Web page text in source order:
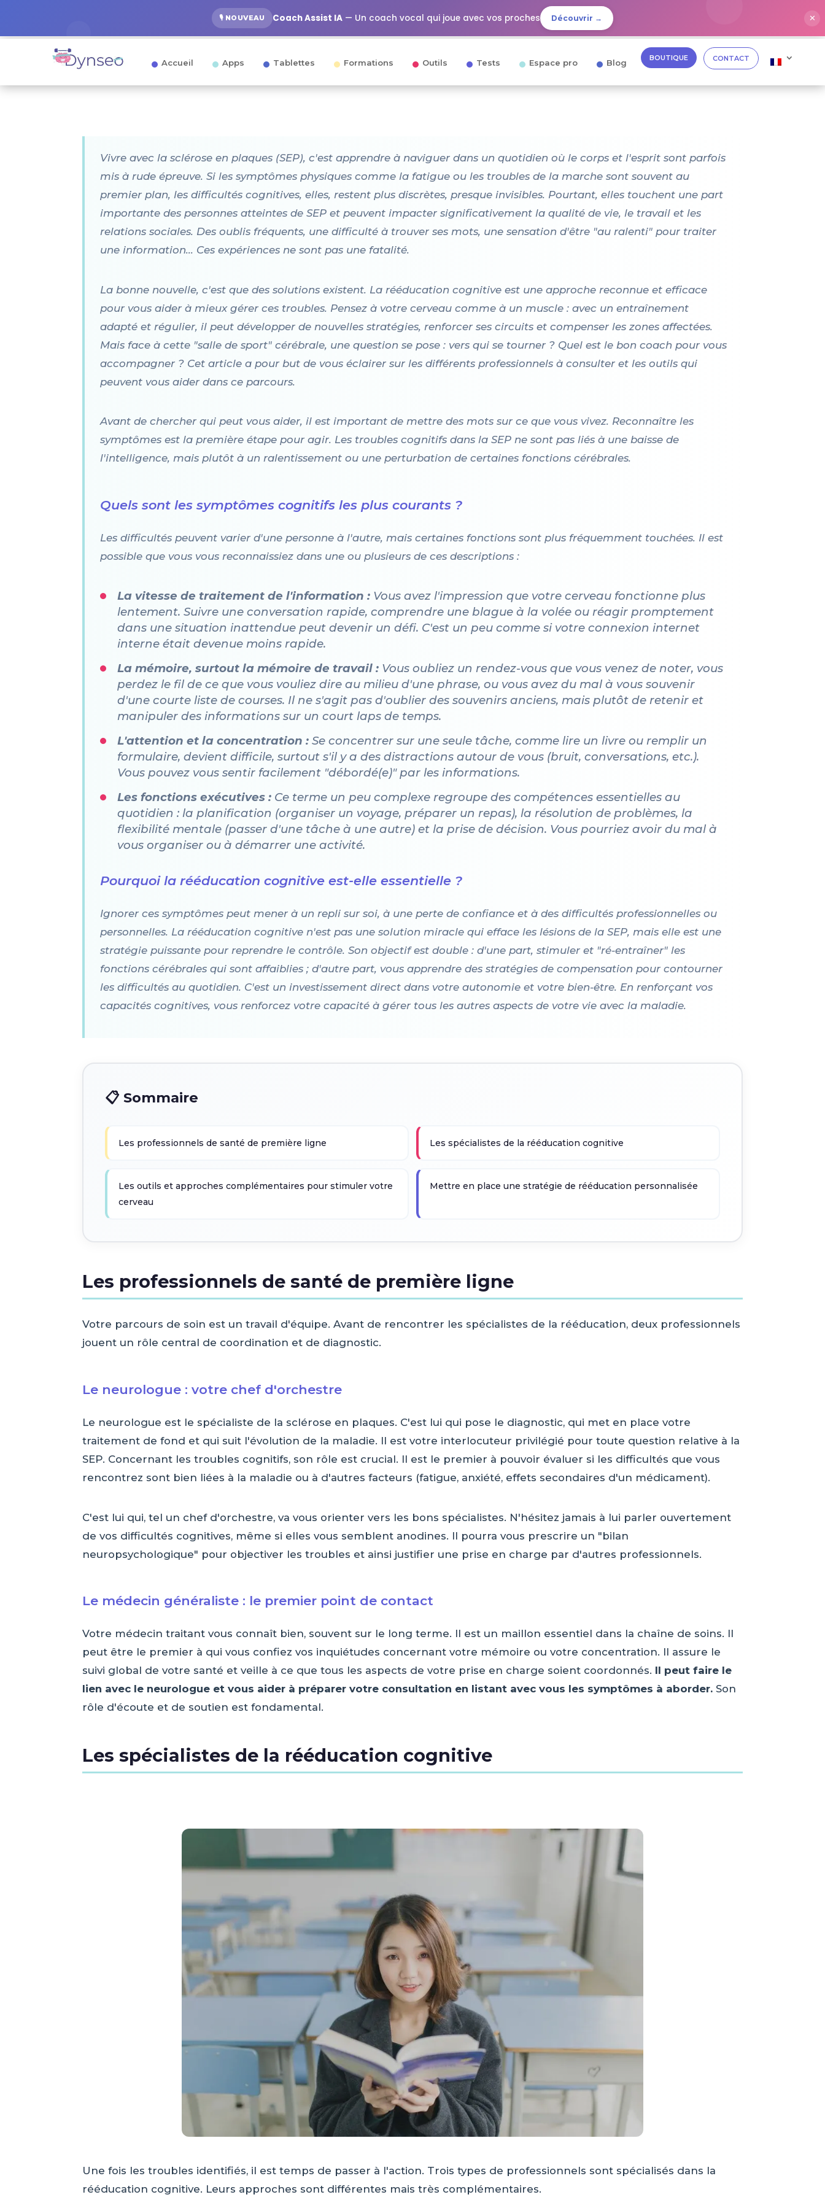
🎙️ NOUVEAU Coach Assist IA— Un coach vocal qui joue avec vos proches Découvrir → ✕
Accueil Apps Tablettes Formations Outils Tests Espace pro Blog BOUTIQUE CONTACT
Vivre avec la sclérose en plaques (SEP), c'est apprendre à naviguer dans un quotidien où le corps et l'esprit sont parfois
mis à rude épreuve. Si les symptômes physiques comme la fatigue ou les troubles de la marche sont souvent au
premier plan, les difficultés cognitives, elles, restent plus discrètes, presque invisibles. Pourtant, elles touchent une part
importante des personnes atteintes de SEP et peuvent impacter significativement la qualité de vie, le travail et les
relations sociales. Des oublis fréquents, une difficulté à trouver ses mots, une sensation d'être "au ralenti" pour traiter
une information... Ces expériences ne sont pas une fatalité.
La bonne nouvelle, c'est que des solutions existent. La rééducation cognitive est une approche reconnue et efficace
pour vous aider à mieux gérer ces troubles. Pensez à votre cerveau comme à un muscle : avec un entraînement
adapté et régulier, il peut développer de nouvelles stratégies, renforcer ses circuits et compenser les zones affectées.
Mais face à cette "salle de sport" cérébrale, une question se pose : vers qui se tourner ? Quel est le bon coach pour vous
accompagner ? Cet article a pour but de vous éclairer sur les différents professionnels à consulter et les outils qui
peuvent vous aider dans ce parcours.
Avant de chercher qui peut vous aider, il est important de mettre des mots sur ce que vous vivez. Reconnaître les
symptômes est la première étape pour agir. Les troubles cognitifs dans la SEP ne sont pas liés à une baisse de
l'intelligence, mais plutôt à un ralentissement ou une perturbation de certaines fonctions cérébrales.
Quels sont les symptômes cognitifs les plus courants ?
Les difficultés peuvent varier d'une personne à l'autre, mais certaines fonctions sont plus fréquemment touchées. Il est
possible que vous vous reconnaissiez dans une ou plusieurs de ces descriptions :
La vitesse de traitement de l'information : Vous avez l'impression que votre cerveau fonctionne plus
lentement. Suivre une conversation rapide, comprendre une blague à la volée ou réagir promptement
dans une situation inattendue peut devenir un défi. C'est un peu comme si votre connexion internet
interne était devenue moins rapide.
La mémoire, surtout la mémoire de travail : Vous oubliez un rendez-vous que vous venez de noter, vous
perdez le fil de ce que vous vouliez dire au milieu d'une phrase, ou vous avez du mal à vous souvenir
d'une courte liste de courses. Il ne s'agit pas d'oublier des souvenirs anciens, mais plutôt de retenir et
manipuler des informations sur un court laps de temps.
L'attention et la concentration : Se concentrer sur une seule tâche, comme lire un livre ou remplir un
formulaire, devient difficile, surtout s'il y a des distractions autour de vous (bruit, conversations, etc.).
Vous pouvez vous sentir facilement "débordé(e)" par les informations.
Les fonctions exécutives : Ce terme un peu complexe regroupe des compétences essentielles au
quotidien : la planification (organiser un voyage, préparer un repas), la résolution de problèmes, la
flexibilité mentale (passer d'une tâche à une autre) et la prise de décision. Vous pourriez avoir du mal à
vous organiser ou à démarrer une activité.
Pourquoi la rééducation cognitive est-elle essentielle ?
Ignorer ces symptômes peut mener à un repli sur soi, à une perte de confiance et à des difficultés professionnelles ou
personnelles. La rééducation cognitive n'est pas une solution miracle qui efface les lésions de la SEP, mais elle est une
stratégie puissante pour reprendre le contrôle. Son objectif est double : d'une part, stimuler et "ré-entraîner" les
fonctions cérébrales qui sont affaiblies ; d'autre part, vous apprendre des stratégies de compensation pour contourner
les difficultés au quotidien. C'est un investissement direct dans votre autonomie et votre bien-être. En renforçant vos
capacités cognitives, vous renforcez votre capacité à gérer tous les autres aspects de votre vie avec la maladie.
📋 Sommaire
Les professionnels de santé de première ligne Les spécialistes de la rééducation cognitive
Les outils et approches complémentaires pour stimuler votre
cerveau
Mettre en place une stratégie de rééducation personnalisée
Les professionnels de santé de première ligne
Votre parcours de soin est un travail d'équipe. Avant de rencontrer les spécialistes de la rééducation, deux professionnels
jouent un rôle central de coordination et de diagnostic.
Le neurologue : votre chef d'orchestre
Le neurologue est le spécialiste de la sclérose en plaques. C'est lui qui pose le diagnostic, qui met en place votre
traitement de fond et qui suit l'évolution de la maladie. Il est votre interlocuteur privilégié pour toute question relative à la
SEP. Concernant les troubles cognitifs, son rôle est crucial. Il est le premier à pouvoir évaluer si les difficultés que vous
rencontrez sont bien liées à la maladie ou à d'autres facteurs (fatigue, anxiété, effets secondaires d'un médicament).
C'est lui qui, tel un chef d'orchestre, va vous orienter vers les bons spécialistes. N'hésitez jamais à lui parler ouvertement
de vos difficultés cognitives, même si elles vous semblent anodines. Il pourra vous prescrire un "bilan
neuropsychologique" pour objectiver les troubles et ainsi justifier une prise en charge par d'autres professionnels.
Le médecin généraliste : le premier point de contact
Votre médecin traitant vous connaît bien, souvent sur le long terme. Il est un maillon essentiel dans la chaîne de soins. Il
peut être le premier à qui vous confiez vos inquiétudes concernant votre mémoire ou votre concentration. Il assure le
suivi global de votre santé et veille à ce que tous les aspects de votre prise en charge soient coordonnés. Il peut faire le
lien avec le neurologue et vous aider à préparer votre consultation en listant avec vous les symptômes à aborder. Son
rôle d'écoute et de soutien est fondamental.
Les spécialistes de la rééducation cognitive
Une fois les troubles identifiés, il est temps de passer à l'action. Trois types de professionnels sont spécialisés dans la
rééducation cognitive. Leurs approches sont différentes mais très complémentaires.